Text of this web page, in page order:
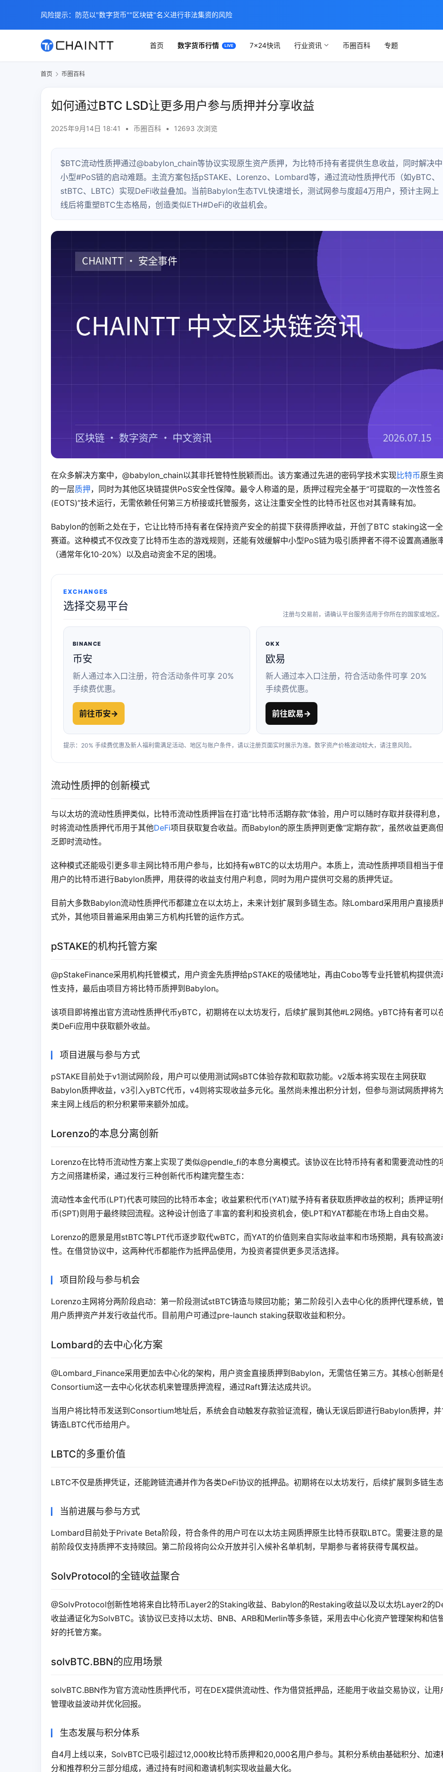
首页 数字货币行情 7×24快讯 行业资讯 币圈百科 专题
首页 币圈百科
如何通过BTC LSD让更多用户参与质押并分享收益
2025年9月14日 18:41 • 币圈百科 • 12693 次浏览
$BTC流动性质押通过@babylon_chain等协议实现原生资产质押，为比特币持有者提供生息收益，同时解决中
小型#PoS链的启动难题。主流方案包括pSTAKE、Lorenzo、Lombard等，通过流动性质押代币（如yBTC、
stBTC、LBTC）实现DeFi收益叠加。当前Babylon生态TVL快速增长，测试网参与度超4万用户，预计主网上
线后将重塑BTC生态格局，创造类似ETH#DeFi的收益机会。
在众多解决方案中，@babylon_chain以其非托管特性脱颖而出。该方案通过先进的密码学技术实现比特币原生
的一层质押，同时为其他区块链提供PoS安全性保障。最令人称道的是，质押过程完全基于”可提取的一次性签名
(EOTS)”技术运行，无需依赖任何第三方桥接或托管服务，这让注重安全性的比特币社区也对其青睐有加。
Babylon的创新之处在于，它让比特币持有者在保持资产安全的前提下获得质押收益，开创了BTC staking这一
赛道。这种模式不仅改变了比特币生态的游戏规则，还能有效缓解中小型PoS链为吸引质押者不得不设置高通胀
（通常年化10-20%）以及启动资金不足的困境。
EXCHANGES
选择交易平台
注册与交易前，请确认平台服务适用于你所在的国家或地区。
BINANCE
币安
新人通过本入口注册，符合活动条件可享 20%
手续费优惠。
前往币安→
OKX
欧易
新人通过本入口注册，符合活动条件可享 20%
手续费优惠。
前往欧易→
提示：20% 手续费优惠及新人福利需满足活动、地区与账户条件，请以注册页面实时展示为准。数字资产价格波动较大，请注意风险。
流动性质押的创新模式
与以太坊的流动性质押类似，比特币流动性质押旨在打造”比特币活期存款”体验，用户可以随时存取并获得利息
时将流动性质押代币用于其他DeFi项目获取复合收益。而Babylon的原生质押则更像”定期存款”，虽然收益更高
乏即时流动性。
这种模式还能吸引更多非主网比特币用户参与，比如持有wBTC的以太坊用户。本质上，流动性质押项目相当于
用户的比特币进行Babylon质押，用获得的收益支付用户利息，同时为用户提供可交易的质押凭证。
目前大多数Babylon流动性质押代币都建立在以太坊上，未来计划扩展到多链生态。除Lombard采用用户直接质
式外，其他项目普遍采用由第三方机构托管的运作方式。
pSTAKE的机构托管方案
@pStakeFinance采用机构托管模式，用户资金先质押给pSTAKE的吸储地址，再由Cobo等专业托管机构提供流
性支持，最后由项目方将比特币质押到Babylon。
该项目即将推出官方流动性质押代币yBTC，初期将在以太坊发行，后续扩展到其他#L2网络。yBTC持有者可以
类DeFi应用中获取额外收益。
项目进展与参与方式
pSTAKE目前处于v1测试网阶段，用户可以使用测试网sBTC体验存款和取款功能。v2版本将实现在主网获取
Babylon质押收益，v3引入yBTC代币，v4则将实现收益多元化。虽然尚未推出积分计划，但参与测试网质押将
来主网上线后的积分积累带来额外加成。
Lorenzo的本息分离创新
Lorenzo在比特币流动性方案上实现了类似@pendle_fi的本息分离模式。该协议在比特币持有者和需要流动性的
方之间搭建桥梁，通过发行三种创新代币构建完整生态：
流动性本金代币(LPT)代表可赎回的比特币本金；收益累积代币(YAT)赋予持有者获取质押收益的权利；质押证明
币(SPT)则用于最终赎回流程。这种设计创造了丰富的套利和投资机会，使LPT和YAT都能在市场上自由交易。
Lorenzo的愿景是用stBTC等LPT代币逐步取代wBTC，而YAT的价值则来自实际收益率和市场预期，具有较高波
性。在借贷协议中，这两种代币都能作为抵押品使用，为投资者提供更多灵活选择。
项目阶段与参与机会
Lorenzo主网将分两阶段启动：第一阶段测试stBTC铸造与赎回功能；第二阶段引入去中心化的质押代理系统，
用户质押资产并发行收益代币。目前用户可通过pre-launch staking获取收益和积分。
Lombard的去中心化方案
@Lombard_Finance采用更加去中心化的架构，用户资金直接质押到Babylon，无需信任第三方。其核心创新是
Consortium这一去中心化状态机来管理质押流程，通过Raft算法达成共识。
当用户将比特币发送到Consortium地址后，系统会自动触发存款验证流程，确认无误后即进行Babylon质押，并
铸造LBTC代币给用户。
LBTC的多重价值
LBTC不仅是质押凭证，还能跨链流通并作为各类DeFi协议的抵押品。初期将在以太坊发行，后续扩展到多链生态
当前进展与参与方式
Lombard目前处于Private Beta阶段，符合条件的用户可在以太坊主网质押原生比特币获取LBTC。需要注意的
前阶段仅支持质押不支持赎回。第二阶段将向公众开放并引入候补名单机制，早期参与者将获得专属权益。
SolvProtocol的全链收益聚合
@SolvProtocol创新性地将来自比特币Layer2的Staking收益、Babylon的Restaking收益以及以太坊Layer2的
收益通证化为SolvBTC。该协议已支持以太坊、BNB、ARB和Merlin等多条链，采用去中心化资产管理架构和信
好的托管方案。
solvBTC.BBN的应用场景
solvBTC.BBN作为官方流动性质押代币，可在DEX提供流动性、作为借贷抵押品，还能用于收益交易协议，让用
管理收益波动并优化回报。
生态发展与积分体系
自4月上线以来，SolvBTC已吸引超过12,000枚比特币质押和20,000名用户参与。其积分系统由基础积分、加速
分和推荐积分三部分组成，通过持有时间和邀请机制实现收益最大化。
风险提示：防范以"数字货币""区块链"名义进行非法集资的风险